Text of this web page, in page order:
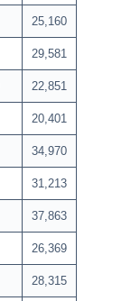
25,160
29,581
22,851
20,401
34,970
31,213
37,863
26,369
28,315